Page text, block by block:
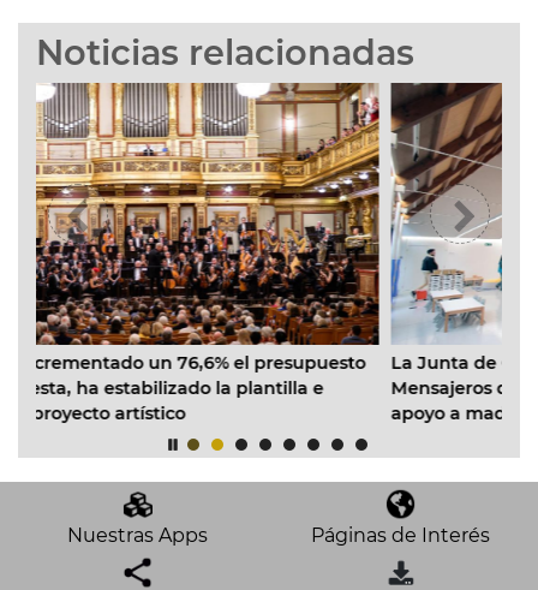
Noticias relacionadas
el presupuesto
la plantilla e
La Junta de Gobierno dota con
Mensajeros de la Paz para el proyecto
apoyo a madres monoparentales
Cabanyal
Nuestras Apps Páginas de Interés